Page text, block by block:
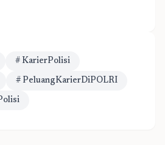
# KarierPolisi
# PeluangKarierDiPOLRI